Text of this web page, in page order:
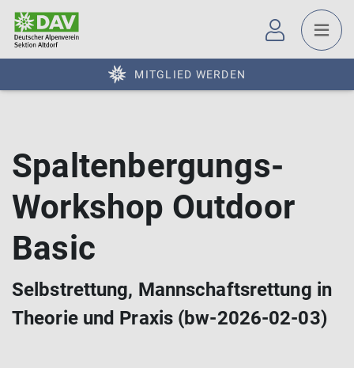
MITGLIED WERDEN
Spaltenbergungs-
Workshop Outdoor
Basic
Selbstrettung, Mannschaftsrettung in
Theorie und Praxis (bw-2026-02-03)